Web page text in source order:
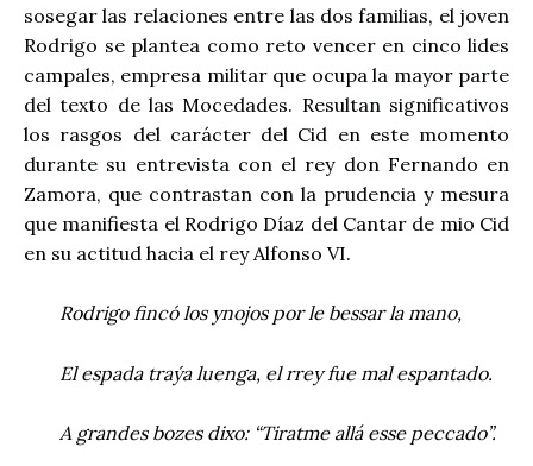
sosegar las relaciones entre las dos familias, el joven
Rodrigo se plantea como reto vencer en cinco lides
campales, empresa militar que ocupa la mayor parte
del texto de las Mocedades. Resultan significativos
los rasgos del carácter del Cid en este momento
durante su entrevista con el rey don Fernando en
Zamora, que contrastan con la prudencia y mesura
que manifiesta el Rodrigo Díaz del Cantar de mio Cid
en su actitud hacia el rey Alfonso VI.
Rodrigo fincó los ynojos por le bessar la mano,
El espada traýa luenga, el rrey fue mal espantado.
A grandes bozes dixo: “Tiratme allá esse peccado”.